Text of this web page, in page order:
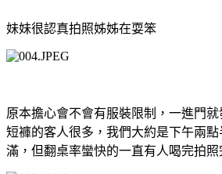
妹妹很認真拍照姊姊在耍笨
原本擔心會不會有服裝限制，一進門
短褲的客人很多，我們大約是下午兩
滿，但翻桌率蠻快的一直有人喝完拍照